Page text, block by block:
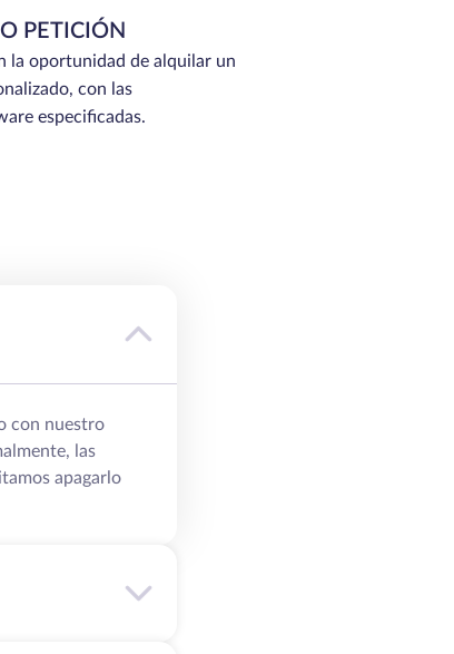
PETICIÓN
la oportunidad de alquilar un
con las
especificadas.
con nuestro
las
apagarlo